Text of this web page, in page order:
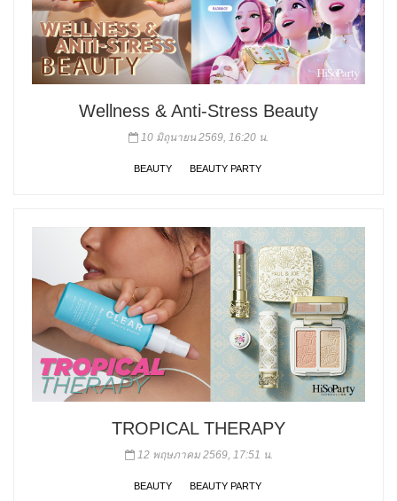
Wellness & Anti-Stress Beauty
10 มิถุนายน 2569, 16:20 น.
BEAUTY BEAUTY PARTY
TROPICAL THERAPY
12 พฤษภาคม 2569, 17:51 น.
BEAUTY BEAUTY PARTY